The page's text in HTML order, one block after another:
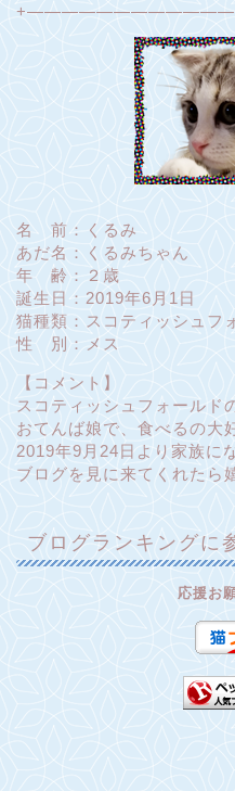
名 前：くるみ
あだ名：くるみちゃん
年 齢：２歳
誕生日：2019年6月1日
猫種類：スコティッシュフ
性 別：メス
【コメント】
スコティッシュフォールド
おてんば娘で、食べるの大
2019年9月24日より家族に
ブログを見に来てくれたら
ブログランキングに
応援お